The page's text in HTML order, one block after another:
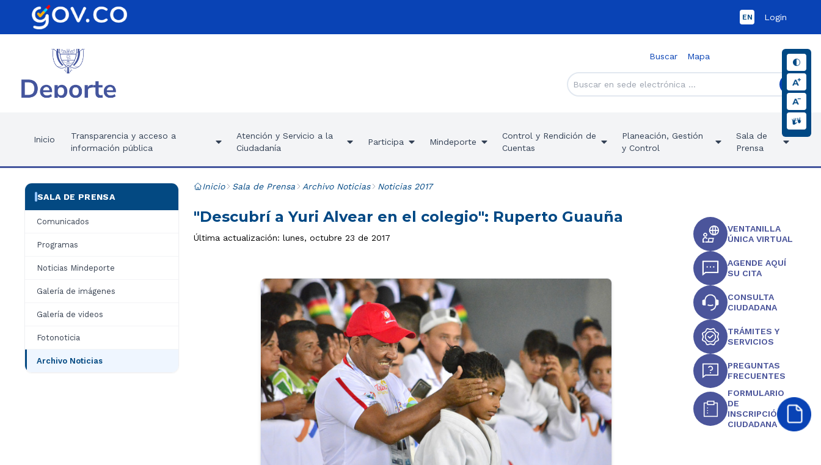
EN Login
Buscar Mapa
Inicio
Transparencia y acceso a
información pública
Atención y Servicio a la
Ciudadanía
Participa Mindeporte
Control y Rendición de
Cuentas
Planeación, Gestión
y Control
Sala de
Prensa
SALA DE PRENSA
Comunicados
Programas
Noticias Mindeporte
Galería de imágenes
Galería de videos
Fotonoticia
Archivo Noticias
Inicio Sala de Prensa Archivo Noticias Noticias 2017
"Descubrí a Yuri Alvear en el colegio": Ruperto Guauña
Última actualización: lunes, octubre 23 de 2017
VENTANILLA
ÚNICA VIRTUAL
AGENDE AQUÍ
SU CITA
CONSULTA
CIUDADANA
TRÁMITES Y
SERVICIOS
PREGUNTAS
FRECUENTES
FORMULARIO
DE
INSCRIPCIÓN
CIUDADANA